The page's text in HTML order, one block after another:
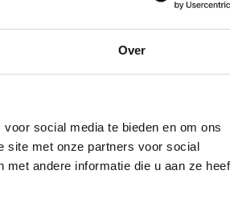
Over
social media te bieden en om ons
site met onze partners voor social
andere informatie die u aan ze